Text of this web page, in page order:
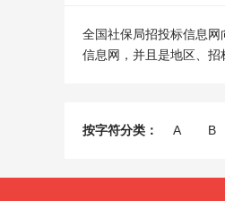
全国社保局招投标信息
信息网，并且是地区、招
按字符分类： A B